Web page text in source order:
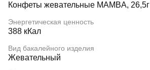
Конфеты жевательные MAMBA, 26,5г
Энергетическая ценность
388 кКал
Вид бакалейного изделия
Жевательный